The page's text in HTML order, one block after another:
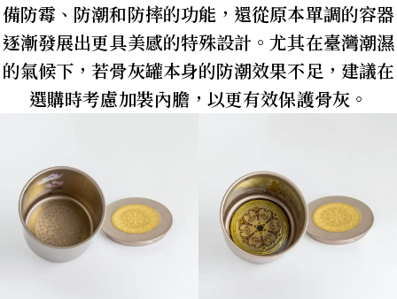
備防霉、防潮和防摔的功能，還從原本單調的容器
逐漸發展出更具美感的特殊設計。尤其在臺灣潮濕
的氣候下，若骨灰罐本身的防潮效果不足，建議在
選購時考慮加裝內膽，以更有效保護骨灰。